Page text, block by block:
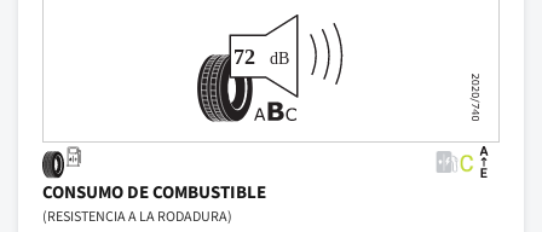
CONSUMO DE COMBUSTIBLE
(RESISTENCIA A LA RODADURA)